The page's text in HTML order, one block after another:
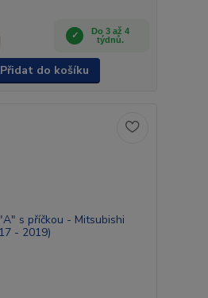
Do 3 až 4
týdnů.
Přidat do košíku